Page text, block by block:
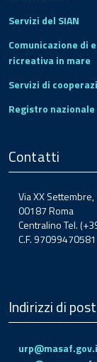
Servizi del SIAN
Comunicazione di
ricreativa in mare
Servizi di
Registro
Contatti
Via XX
00187 Roma
Centralino Tel.
C.F. 97099470581
Indirizzi di